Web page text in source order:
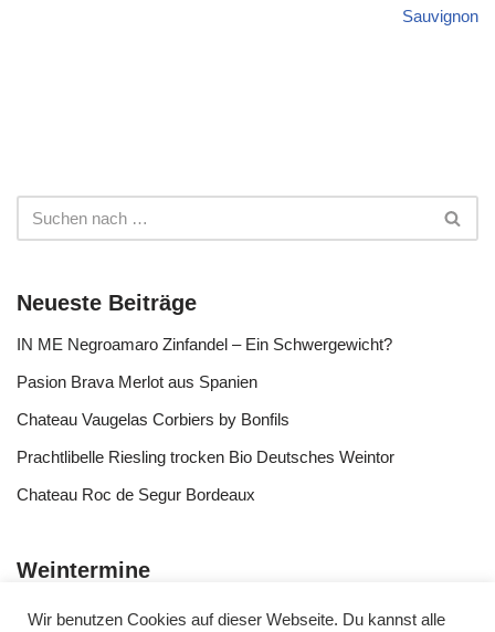
Sauvignon
Neueste Beiträge
IN ME Negroamaro Zinfandel – Ein Schwergewicht?
Pasion Brava Merlot aus Spanien
Chateau Vaugelas Corbiers by Bonfils
Prachtlibelle Riesling trocken Bio Deutsches Weintor
Chateau Roc de Segur Bordeaux
Weintermine
Wir benutzen Cookies auf dieser Webseite. Du kannst alle